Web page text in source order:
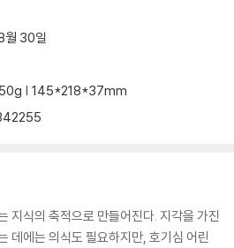
30일
| 145*218*37mm
지식의 축적으로 만들어진다. 지각을 가진
데에는 의식도 필요하지만, 호기심 어린